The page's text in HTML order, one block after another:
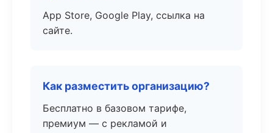
App Store, Google Play, ссылка на
сайте.
Как разместить организацию?
Бесплатно в базовом тарифе,
премиум — с рекламой и